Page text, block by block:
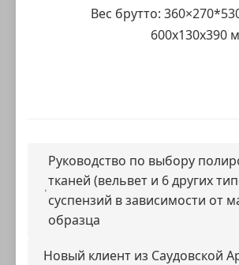
Вес брутто: 360×270*530
600x130x390 мм/
Руководство по выбору
тканей (вельвет и 6 других
суспензий в зависимости от
образца
Новый клиент из Саудовской